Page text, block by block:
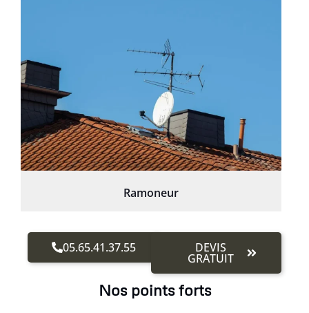
Ramoneur
05.65.41.37.55 DEVIS
GRATUIT
Nos points forts